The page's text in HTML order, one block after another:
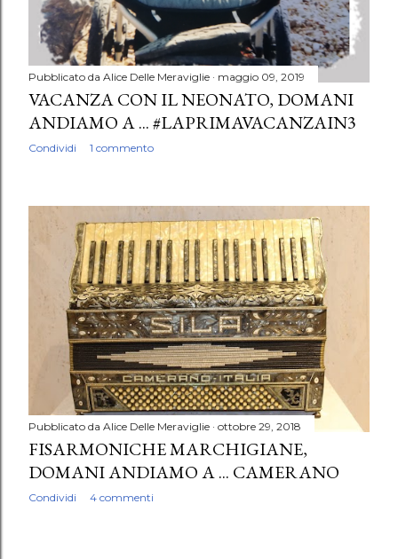
Pubblicato da Alice Delle Meraviglie maggio 09, 2019
VACANZA CON IL NEONATO, DOMANI
ANDIAMO A ... #LAPRIMAVACANZAIN3
Condividi 1 commento
Pubblicato da Alice Delle Meraviglie ottobre 29, 2018
FISARMONICHE MARCHIGIANE,
DOMANI ANDIAMO A ... CAMERANO
Condividi 4 commenti